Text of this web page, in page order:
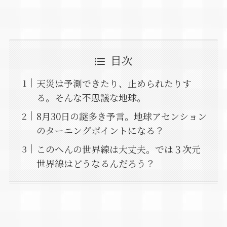
目次
天災は予測できたり、止められたりす
る。そんな不思議な地球。
8月30日の謎多き予言。地球アセンション
のターニングポイントになる？
このへんの世界線は大丈夫。では３次元
世界線はどうなるんだろう？